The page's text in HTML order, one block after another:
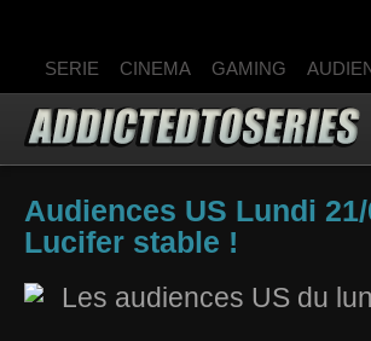
SERIE CINEMA GAMING
Audiences US Lundi
Lucifer stable !
Les audiences US du